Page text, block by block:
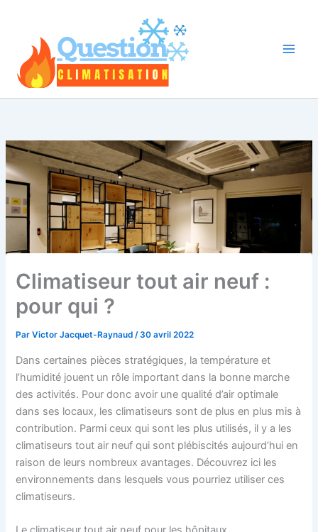
Climatiseur tout air neuf :
pour qui ?
ParVictor Jacquet-Raynaud/30 avril 2022
Dans certaines pièces stratégiques, la température et
l’humidité jouent un rôle important dans la bonne marche
des activités. Pour donc avoir une qualité d’air optimale
dans ses locaux, les climatiseurs sont de plus en plus mis à
contribution. Parmi ceux qui sont les plus utilisés, il y a les
climatiseurs tout air neuf qui sont plébiscités aujourd’hui en
raison de leurs nombreux avantages. Découvrez ici les
environnements dans lesquels vous pourriez utiliser ces
climatiseurs.